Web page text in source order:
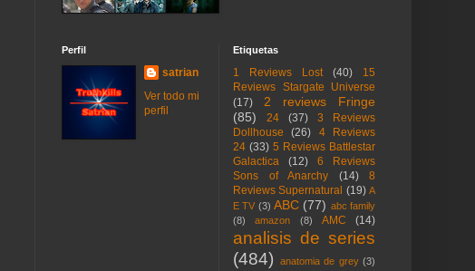
Perfil
satrian
Ver todo mi
perfil
Etiquetas
1 Reviews Lost (40)
15
Reviews Stargate Universe
(17)
2 reviews Fringe
(85)
24 (37)
3 Reviews
Dollhouse
(26)
4 Reviews
24 (33) 5 Reviews Battlestar
Galactica
(12)
6 Reviews
Sons of Anarchy
(14)
8
Reviews Supernatural (19) A
E TV (3) ABC (77) abc family
(8)
amazon (8) AMC (14)
analisis de series
(484)
anatomia de grey (3)